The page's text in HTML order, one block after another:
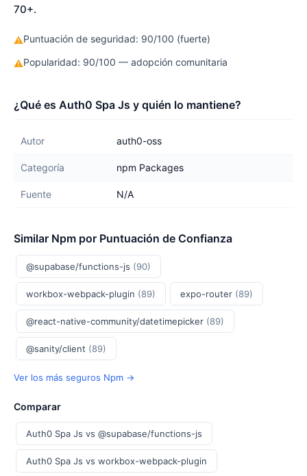
70+.
⚠Puntuación de seguridad: 90/100 (fuerte)
⚠Popularidad: 90/100 — adopción comunitaria
¿Qué es Auth0 Spa Js y quién lo mantiene?
Autor auth0-oss
Categoría npm Packages
Fuente N/A
Similar Npm por Puntuación de Confianza
@supabase/functions-js (90)
workbox-webpack-plugin (89) expo-router (89)
@react-native-community/datetimepicker (89)
@sanity/client (89)
Ver los más seguros Npm →
Comparar
Auth0 Spa Js vs @supabase/functions-js
Auth0 Spa Js vs workbox-webpack-plugin